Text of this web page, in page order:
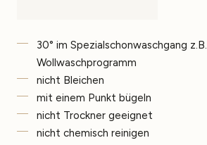
30° im Spezialschonwaschgang z.B.
Wollwaschprogramm
nicht Bleichen
mit einem Punkt bügeln
nicht Trockner geeignet
nicht chemisch reinigen